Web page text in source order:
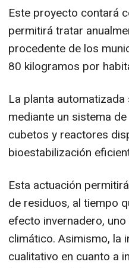
Este proyecto contará
permitirá tratar
procedente de los
80 kilogramos por
La planta
mediante un sistema
cubetos y reactores
bioestabilización
Esta actuación
de residuos, al tiempo
efecto invernadero,
climático. Asimismo, la
cualitativo en cuanto a